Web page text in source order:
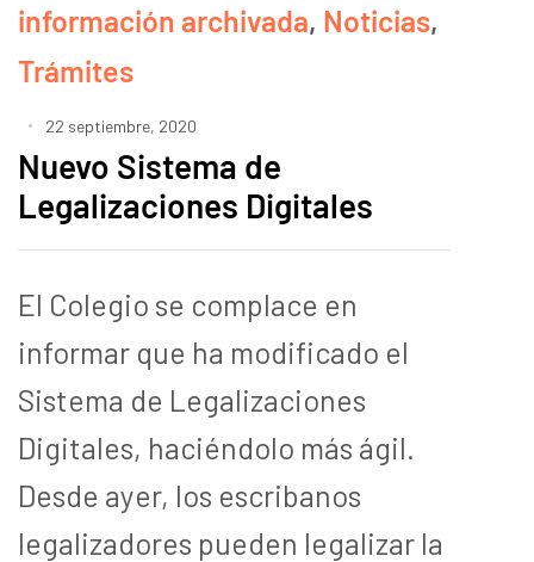
información archivada, Noticias,
Trámites
22 septiembre, 2020
Nuevo Sistema de
Legalizaciones Digitales
El Colegio se complace en
informar que ha modificado el
Sistema de Legalizaciones
Digitales, haciéndolo más ágil.
Desde ayer, los escribanos
legalizadores pueden legalizar la